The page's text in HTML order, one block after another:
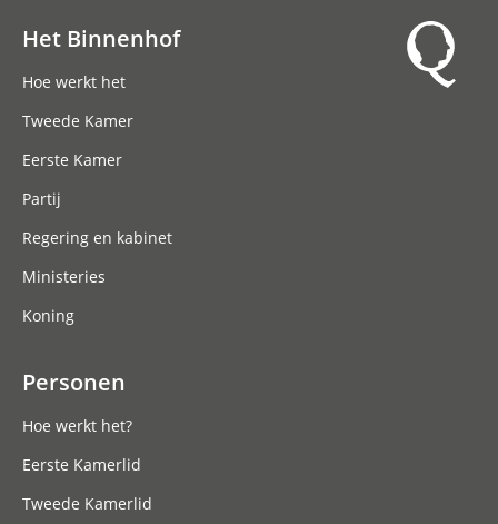
Het Binnenhof
Hoe werkt het
Tweede Kamer
Eerste Kamer
Partij
Regering en kabinet
Ministeries
Koning
Personen
Hoe werkt het?
Eerste Kamerlid
Tweede Kamerlid